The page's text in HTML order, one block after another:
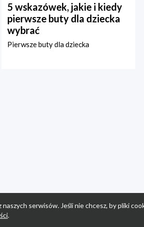
5 wskazówek, jakie i kiedy
pierwsze buty dla dziecka
wybrać
Pierwsze buty dla dziecka
serwisów. Jeśli nie chcesz, by pliki
.